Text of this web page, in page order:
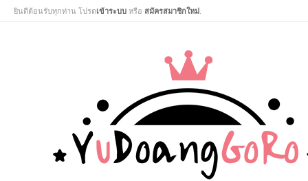
ยินดีต้อนรับทุกท่าน โปรดเข้าระบบ หรือ สมัครสมาชิกใหม่